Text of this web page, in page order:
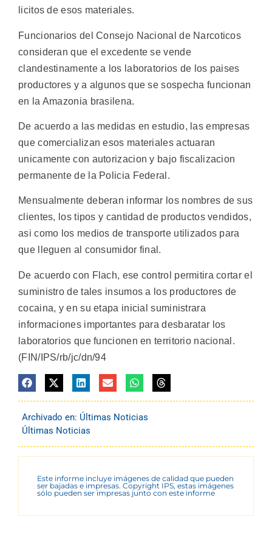
licitos de esos materiales.
Funcionarios del Consejo Nacional de Narcoticos
consideran que el excedente se vende
clandestinamente a los laboratorios de los paises
productores y a algunos que se sospecha funcionan
en la Amazonia brasilena.
De acuerdo a las medidas en estudio, las empresas
que comercializan esos materiales actuaran
unicamente con autorizacion y bajo fiscalizacion
permanente de la Policia Federal.
Mensualmente deberan informar los nombres de sus
clientes, los tipos y cantidad de productos vendidos,
asi como los medios de transporte utilizados para
que lleguen al consumidor final.
De acuerdo con Flach, ese control permitira cortar el
suministro de tales insumos a los productores de
cocaina, y en su etapa inicial suministrara
informaciones importantes para desbaratar los
laboratorios que funcionen en territorio nacional.
(FIN/IPS/rb/jc/dn/94
Archivado en: Últimas Noticias
Últimas Noticias
Este informe incluye imágenes de calidad que pueden
ser bajadas e impresas. Copyright IPS, estas imágenes
sólo pueden ser impresas junto con este informe